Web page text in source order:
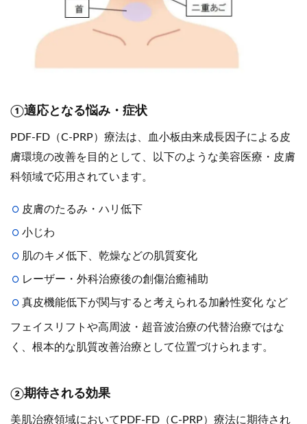
①適応となる悩み・症状
PDF-FD（C-PRP）療法は、血小板由来成長因子による皮
膚環境の改善を目的として、以下のような美容医療・皮膚
科領域で応用されています。
皮膚のたるみ・ハリ低下
小じわ
肌のキメ低下、乾燥などの肌質変化
レーザー・外科治療後の創傷治癒補助
真皮機能低下が関与すると考えられる加齢性変化 など
フェイスリフトや高周波・超音波治療の代替治療ではな
く、根本的な肌質改善治療として位置づけられます。
②期待される効果
美肌治療領域においてPDF-FD（C-PRP）療法に期待され